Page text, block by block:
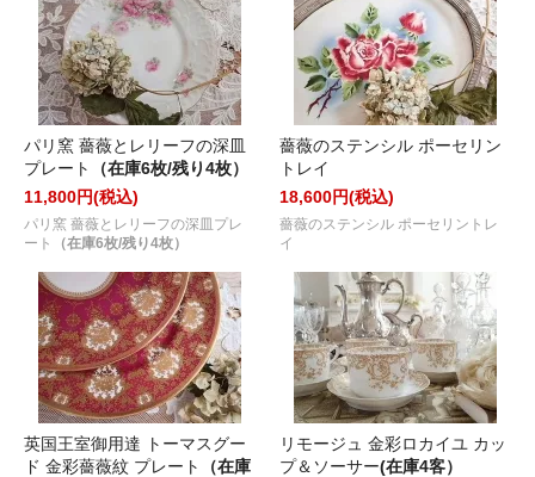
パリ窯 薔薇とレリーフの深皿
プレート
（在庫6枚/残り4枚）
11,800円(税込)
パリ窯 薔薇とレリーフの深皿プレ
ート
（在庫6枚/残り4枚）
薔薇のステンシル ポーセリン
トレイ
18,600円(税込)
薔薇のステンシル ポーセリントレ
イ
英国王室御用達 トーマスグー
ド 金彩薔薇紋 プレート
（在庫
リモージュ 金彩ロカイユ カッ
プ＆ソーサー(在庫4客）